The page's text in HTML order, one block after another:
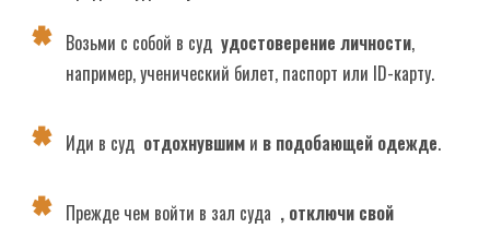
Возьми с собой в суд удостоверение личности,
например, ученический билет, паспорт или ID-карту.
Иди в суд отдохнувшим и в подобающей одежде.
Прежде чем войти в зал суда , отключи свой